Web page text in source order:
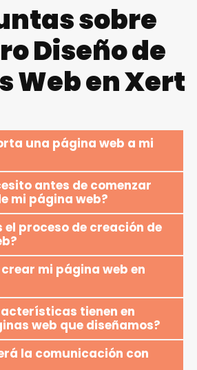
sobre
Diseño de
Web en Xert
una página web a mi
antes de comenzar
mi página web?
el proceso de creación de
crear mi página web en
tienen en
web que diseñamos?
la comunicación con